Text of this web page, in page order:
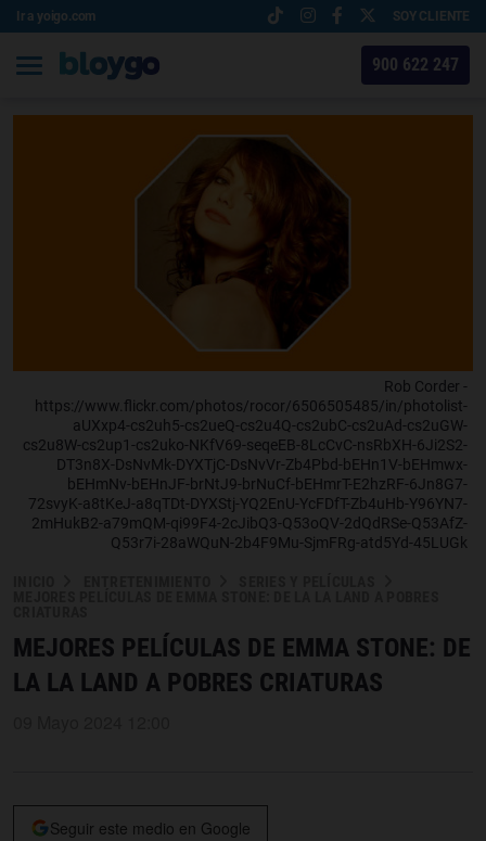
Ir a yoigo.com SOY CLIENTE
900 622 247
MEJORES PELÍCULAS DE EMMA STONE: DE
LA LA LAND A POBRES CRIATURAS
Rob Corder -
https://www.flickr.com/photos/rocor/6506505485/in/photolist-
aUXxp4-cs2uh5-cs2ueQ-cs2u4Q-cs2ubC-cs2uAd-cs2uGW-
cs2u8W-cs2up1-cs2uko-NKfV69-seqeEB-8LcCvC-nsRbXH-6Ji2S2-
DT3n8X-DsNvMk-DYXTjC-DsNvVr-Zb4Pbd-bEHn1V-bEHmwx-
bEHmNv-bEHnJF-brNtJ9-brNuCf-bEHmrT-E2hzRF-6Jn8G7-
72svyK-a8tKeJ-a8qTDt-DYXStj-YQ2EnU-YcFDfT-Zb4uHb-Y96YN7-
2mHukB2-a79mQM-qi99F4-2cJibQ3-Q53oQV-2dQdRSe-Q53AfZ-
Q53r7i-28aWQuN-2b4F9Mu-SjmFRg-atd5Yd-45LUGk
Seguir este medio en Google